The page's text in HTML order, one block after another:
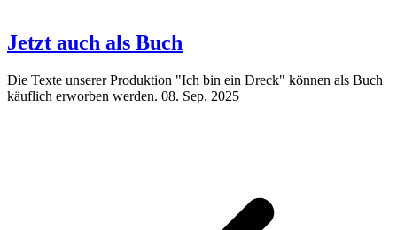
Jetzt auch als Buch
Die Texte unserer Produktion "Ich bin ein Dreck" können als Buch
käuflich erworben werden. 08. Sep. 2025